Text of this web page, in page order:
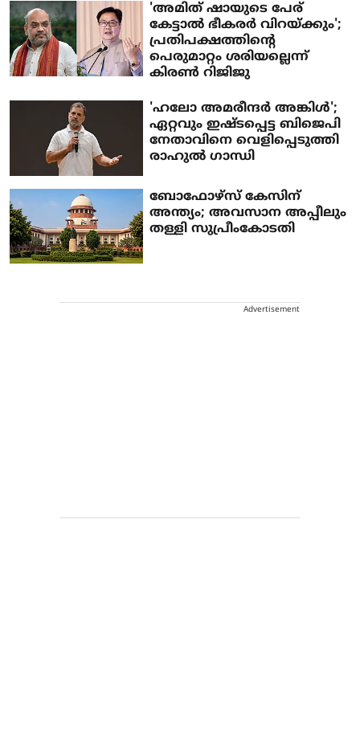
'അമിത് ഷായുടെ പേര്
കേട്ടാല്‍ ഭീകരര്‍ വിറയ്ക്കും';
പ്രതിപക്ഷത്തിന്റെ
പെരുമാറ്റം ശരിയല്ലെന്ന്
കിരണ്‍ റിജിജു
'ഹലോ അമരീന്ദര്‍ അങ്കിള്‍';
ഏറ്റവും ഇഷ്ടപ്പെട്ട ബിജെപി
നേതാവിനെ വെളിപ്പെടുത്തി
രാഹുല്‍ ഗാന്ധി
ബോഫോഴ്സ് കേസിന്
അന്ത്യം; അവസാന അപ്പീലും
തള്ളി സുപ്രീംകോടതി
Advertisement